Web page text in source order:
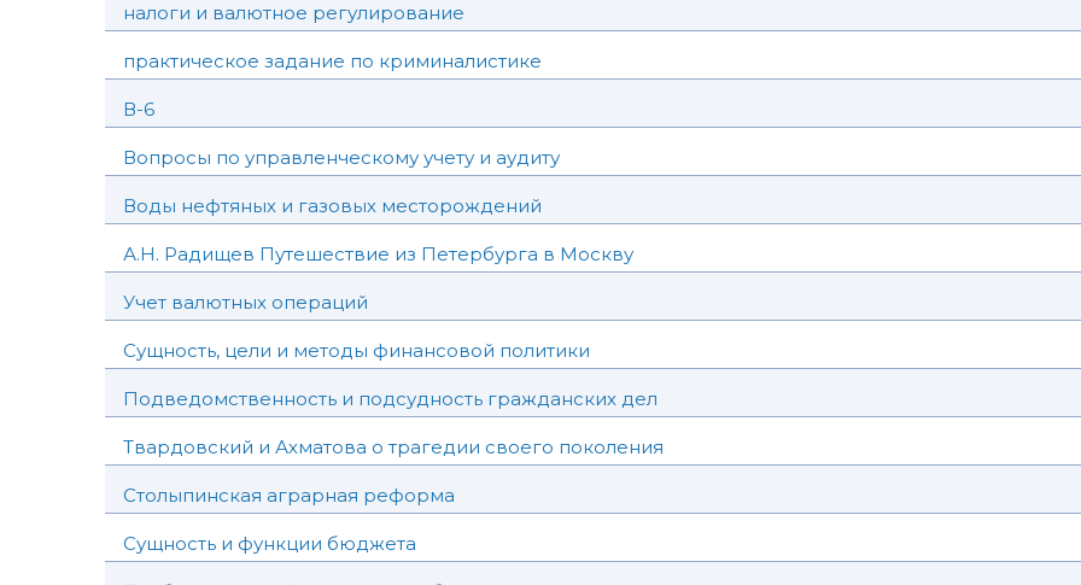
налоги и валютное регулирование
практическое задание по криминалистике
В-6
Вопросы по управленческому учету и аудиту
Воды нефтяных и газовых месторождений
А.Н. Радищев Путешествие из Петербурга в Москву
Учет валютных операций
Сущность, цели и методы финансовой политики
Подведомственность и подсудность гражданских дел
Твардовский и Ахматова о трагедии своего поколения
Столыпинская аграрная реформа
Сущность и функции бюджета